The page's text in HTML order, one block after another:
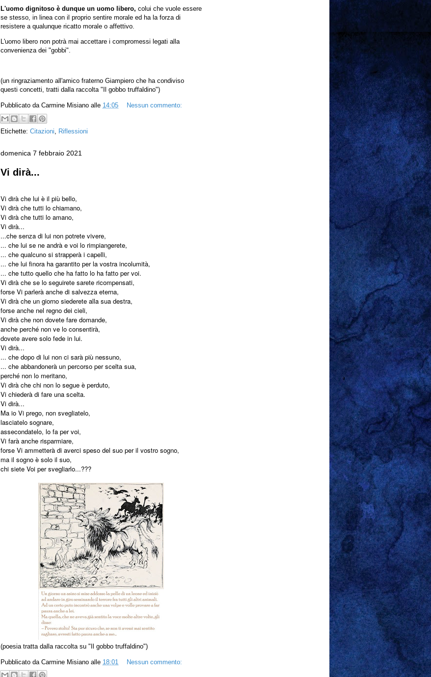
L'uomo dignitoso è dunque un uomo libero, colui che vuole essere
se stesso, in linea con il proprio sentire morale ed ha la forza di
resistere a qualunque ricatto morale o affettivo.
L'uomo libero non potrà mai accettare i compromessi legati alla
convenienza dei "gobbi".
(un ringraziamento all'amico fraterno Giampiero che ha condiviso
questi concetti, tratti dalla raccolta "Il gobbo truffaldino")
Pubblicato da Carmine Misiano alle 14:05 Nessun commento:
Etichette: Citazioni Riflessioni
domenica 7 febbraio 2021
Vi dirà...
Vi dirà che lui è il più bello,
Vi dirà che tutti lo chiamano,
Vi dirà che tutti lo amano,
Vi dirà...
...che senza di lui non potrete vivere,
... che lui se ne andrà e voi lo rimpiangerete,
... che qualcuno si strapperà i capelli,
... che lui finora ha garantito per la vostra incolumità,
... che tutto quello che ha fatto lo ha fatto per voi.
Vi dirà che se lo seguirete sarete ricompensati,
forse Vi parlerà anche di salvezza eterna,
Vi dirà che un giorno siederete alla sua destra,
forse anche nel regno dei cieli,
Vi dirà che non dovete fare domande,
anche perché non ve lo consentirà,
dovete avere solo fede in lui.
Vi dirà...
... che dopo di lui non ci sarà più nessuno,
... che abbandonerà un percorso per scelta sua,
perché non lo meritano,
Vi dirà che chi non lo segue è perduto,
Vi chiederà di fare una scelta.
Vi dirà...
Ma io Vi prego, non svegliatelo,
lasciatelo sognare,
assecondatelo, lo fa per voi,
Vi farà anche risparmiare,
forse Vi ammetterà di averci speso del suo per il vostro sogno,
ma il sogno è solo il suo,
chi siete Voi per svegliarlo...???
(poesia tratta dalla raccolta su "Il gobbo truffaldino")
Pubblicato da Carmine Misiano alle 18:01 Nessun commento: